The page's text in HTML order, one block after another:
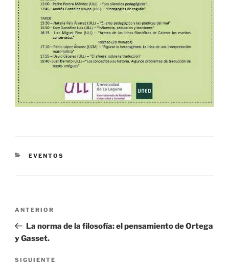
CATEGORÍAS
EVENTOS
Navegación
entradas
Entrada
anterior:
ANTERIOR
La norma de la filosofía: el pensamiento de Ortega
y Gasset.
Siguiente
SIGUIENTE